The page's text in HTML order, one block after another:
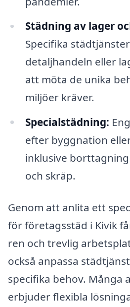
Städning av lager
Specifika
detaljhandeln eller
att möta de unika
miljöer kräver.
Specialstädning:
efter byggnation
inklusive
och skräp.
Genom att anlita ett
för företagsstäd i Kivik
ren och trevlig
också anpassa
specifika behov. Många
erbjuder flexibla